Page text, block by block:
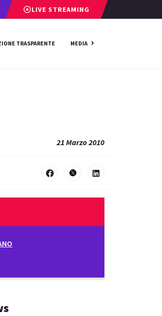
LIVE STREAMING
TRASPARENTE MEDIA
21 Marzo 2010